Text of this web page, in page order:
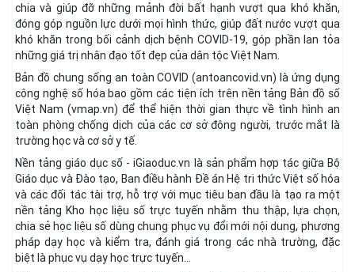
chia và giúp đỡ những mảnh đời bất hạnh vượt qua khó khăn,
đóng góp nguồn lực dưới mọi hình thức, giúp đất nước vượt qua
khó khăn trong bối cảnh dịch bệnh COVID-19, góp phần lan tỏa
những giá trị nhân đạo tốt đẹp của dân tộc Việt Nam.
Bản đồ chung sống an toàn COVID (antoancovid.vn) là ứng dụng
công nghệ số hóa bao gồm các tiện ích trên nền tảng Bản đồ số
Việt Nam (vmap.vn) để thể hiện thời gian thực về tình hình an
toàn phòng chống dịch của các cơ sở đông người, trước mắt là
trường học và cơ sở y tế.
Nền tảng giáo dục số - iGiaoduc.vn là sản phẩm hợp tác giữa Bộ
Giáo dục và Đào tạo, Ban điều hành Đề án Hệ tri thức Việt số hóa
và các đối tác tài trợ, hỗ trợ với mục tiêu ban đầu là tạo ra một
nền tảng Kho học liệu số trực tuyến nhằm thu thập, lựa chọn,
chia sẻ học liệu số dùng chung phục vụ đổi mới nội dung, phương
pháp dạy học và kiểm tra, đánh giá trong các nhà trường, đặc
biệt là phục vụ dạy học trực tuyến...